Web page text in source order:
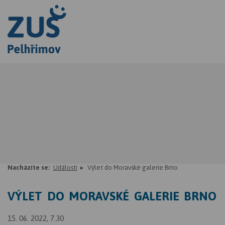
Nacházíte se: Události Výlet do Moravské galerie Brno
VÝLET DO MORAVSKÉ GALERIE BRNO
15. 06. 2022, 7.30